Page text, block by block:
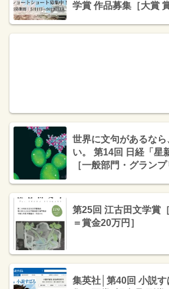
学賞 作品募集［大賞
世界に文句があるな
い。 第14回 日経「星
［一般部門・グラン
第25回 江古田文学賞
＝賞金20万円］
集英社│第40回 小説